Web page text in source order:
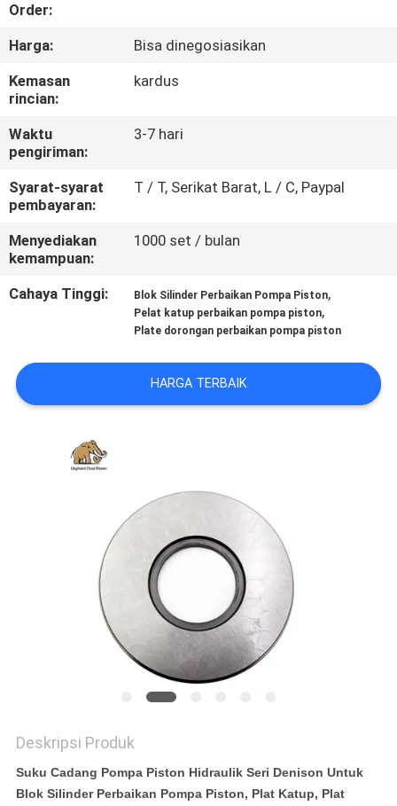
HUBUNGI
KASUS
SITEMAP
POLICY
Order:
Harga:
Bisa dinegosiasikan
Kemasan
rincian:
kardus
Waktu
pengiriman:
3-7 hari
Syarat-syarat
pembayaran:
T / T, Serikat Barat, L / C, Paypal
Menyediakan
kemampuan:
1000 set / bulan
Cahaya Tinggi: Blok Silinder Perbaikan Pompa Piston,
Pelat katup perbaikan pompa piston,
Plate dorongan perbaikan pompa piston
HARGA TERBAIK
Deskripsi Produk
Suku Cadang Pompa Piston Hidraulik Seri Denison Untuk
Blok Silinder Perbaikan Pompa Piston, Plat Katup, Plat